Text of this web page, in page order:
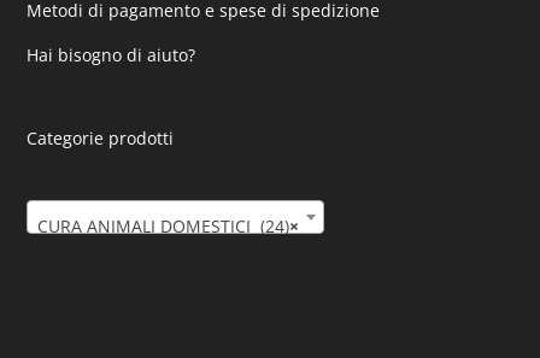
Metodi di pagamento e spese di spedizione
Hai bisogno di aiuto?
Categorie prodotti
×
CURA ANIMALI DOMESTICI (24)